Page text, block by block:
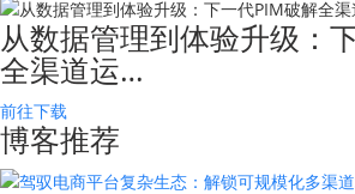
从数据管理到体验升级：
全渠道运…
前往下载
博客推荐